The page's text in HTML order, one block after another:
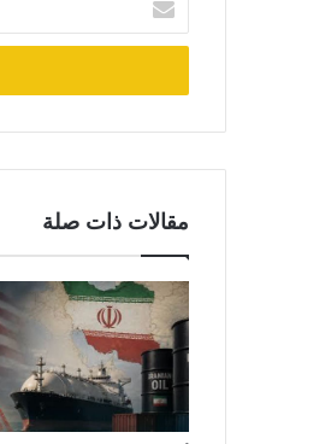
بريدك
الإلكتروني
مقالات ذات صلة